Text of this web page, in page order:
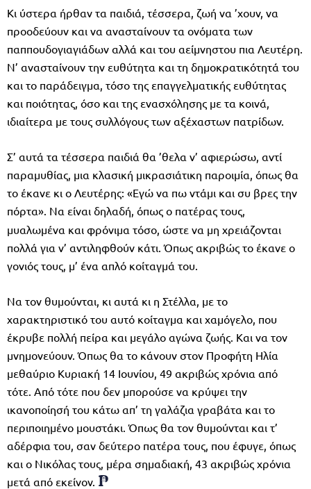
Κι ύστερα ήρθαν τα παιδιά, τέσσερα, ζωή να ’χουν, να
προοδεύουν και να ανασταίνουν τα ονόματα των
παππουδογιαγιάδων αλλά και του αείμνηστου πια Λευτέρη.
Ν’ ανασταίνουν την ευθύτητα και τη δημοκρατικότητά του
και το παράδειγμα, τόσο της επαγγελματικής ευθύτητας
και ποιότητας, όσο και της ενασχόλησης με τα κοινά,
ιδιαίτερα με τους συλλόγους των αξέχαστων πατρίδων.
Σ’ αυτά τα τέσσερα παιδιά θα ’θελα ν’ αφιερώσω, αντί
παραμυθίας, μια κλασική μικρασιάτικη παροιμία, όπως θα
το έκανε κι ο Λευτέρης: «Εγώ να πω ντάμι και συ βρες την
πόρτα». Να είναι δηλαδή, όπως ο πατέρας τους,
μυαλωμένα και φρόνιμα τόσο, ώστε να μη χρειάζονται
πολλά για ν’ αντιληφθούν κάτι. Όπως ακριβώς το έκανε ο
γονιός τους, μ’ ένα απλό κοίταγμά του.
Να τον θυμούνται, κι αυτά κι η Στέλλα, με το
χαρακτηριστικό του αυτό κοίταγμα και χαμόγελο, που
έκρυβε πολλή πείρα και μεγάλο αγώνα ζωής. Και να τον
μνημονεύουν. Όπως θα το κάνουν στον Προφήτη Ηλία
μεθαύριο Κυριακή 14 Ιουνίου, 49 ακριβώς χρόνια από
τότε. Από τότε που δεν μπορούσε να κρύψει την
ικανοποίησή του κάτω απ’ τη γαλάζια γραβάτα και το
περιποιημένο μουστάκι. Όπως θα τον θυμούνται και τ’
αδέρφια του, σαν δεύτερο πατέρα τους, που έφυγε, όπως
και ο Νικόλας τους, μέρα σημαδιακή, 43 ακριβώς χρόνια
μετά από εκείνον.